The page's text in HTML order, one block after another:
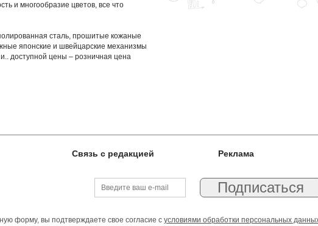
и многообразие цветов, все что
сталь, прошитые кожаные
японские и швейцарские механизмы
доступной цены – розничная цена
Связь с редакцией Реклама
форму, вы подтверждаете свое согласие с условиями обработки персональных